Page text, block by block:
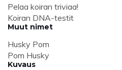
Pelaa koiran triviaa!
Koiran DNA-testit
Muut nimet
Husky Pom
Pom Husky
Kuvaus